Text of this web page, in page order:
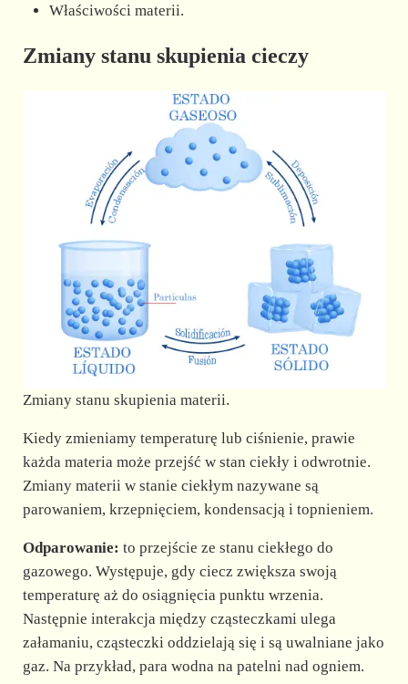
Właściwości materii.
Zmiany stanu skupienia cieczy
Zmiany stanu skupienia materii.
Kiedy zmieniamy temperaturę lub ciśnienie, prawie
każda materia może przejść w stan ciekły i odwrotnie.
Zmiany materii w stanie ciekłym nazywane są
parowaniem, krzepnięciem, kondensacją i topnieniem.
Odparowanie: to przejście ze stanu ciekłego do
gazowego. Występuje, gdy ciecz zwiększa swoją
temperaturę aż do osiągnięcia punktu wrzenia.
Następnie interakcja między cząsteczkami ulega
załamaniu, cząsteczki oddzielają się i są uwalniane jako
gaz. Na przykład, para wodna na patelni nad ogniem.